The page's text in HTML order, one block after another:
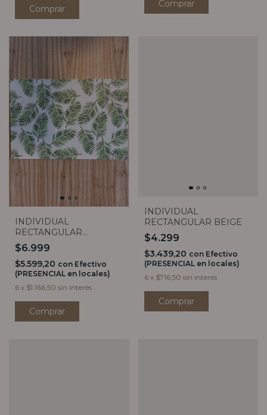
INDIVIDUAL
RECTANGULAR
BAMBOO
$6.999
$5.599,20 con Efectivo
(PRESENCIAL en locales)
6 x $1.166,50 sin interés
INDIVIDUAL
RECTANGULAR BEIGE
$4.299
$3.439,20 con Efectivo
(PRESENCIAL en locales)
6 x $716,50 sin interés